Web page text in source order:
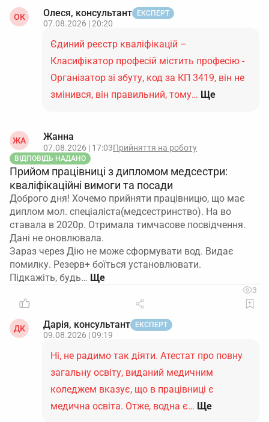
ОК Олеся, консультант ЕКСПЕРТ
07.08.2026 | 20:20
Єдиний реєстр кваліфікацій –
Класифікатор професій містить професію -
Організатор зі збуту, код за КП 3419, він не
змінився, він правильний, тому… Ще
ЖА Жанна
07.08.2026 | 17:03Прийняття на роботу
ВІДПОВІДЬ НАДАНО
Прийом працівниці з дипломом медсестри:
кваліфікаційні вимоги та посади
Доброго дня! Хочемо прийняти працівницю, що має
диплом мол. спеціаліста(медсестринство). На во
ставала в 2020р. Отримала тимчасове посвідчення.
Дані не оновлювала.
Зараз через Дію не може сформувати вод. Видає
помилку. Резерв+ боїться установлювати.
Підкажіть, будь…
3
ДК Дарія, консультант ЕКСПЕРТ
09.08.2026 | 09:19
Ні, не радимо так діяти. Атестат про повну
загальну освіту, виданий медичним
коледжем вказує, що в працівниці є
медична освіта. Отже, водна є… Ще